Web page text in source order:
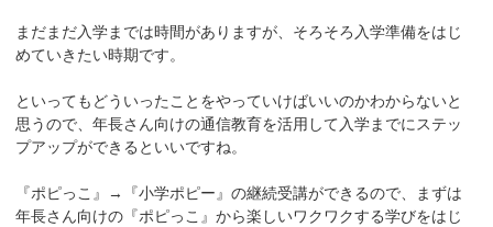
まだまだ入学までは時間がありますが、そろそろ入学準備をはじ
めていきたい時期です。
といってもどういったことをやっていけばいいのかわからないと
思うので、年長さん向けの通信教育を活用して入学までにステッ
プアップができるといいですね。
『ポピっこ』→『小学ポピー』の継続受講ができるので、まずは
年長さん向けの『ポピっこ』から楽しいワクワクする学びをはじ